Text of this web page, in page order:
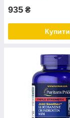
935 ₴
Купити